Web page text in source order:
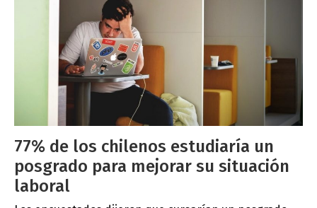
77% de los chilenos estudiaría un
posgrado para mejorar su situación
laboral